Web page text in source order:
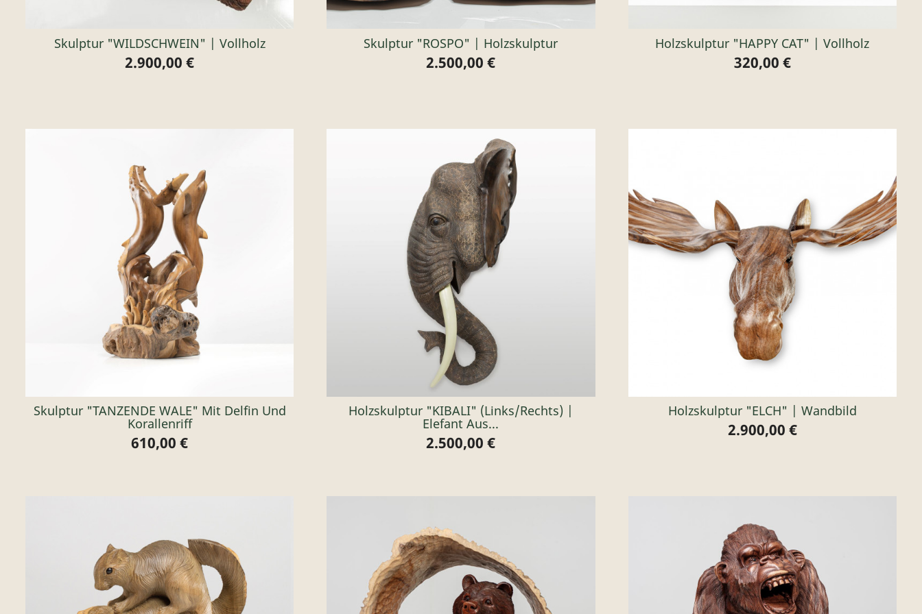
Skulptur "WILDSCHWEIN" | Vollholz
Preis
2.900,00 €
Skulptur "ROSPO" | Holzskulptur
Preis
2.500,00 €
Holzskulptur "HAPPY CAT" | Vollholz
Preis
320,00 €
Skulptur "TANZENDE WALE" Mit Delfin Und
Korallenriff
Preis
610,00 €
Holzskulptur "KIBALI" (links/rechts) |
Elefant Aus...
Preis
2.500,00 €
Holzskulptur "ELCH" | Wandbild
Preis
2.900,00 €